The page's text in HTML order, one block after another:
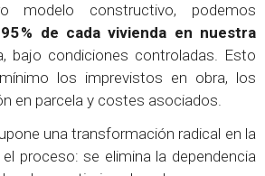
modelo constructivo, podemos
% de cada vivienda en nuestra
bajo condiciones controladas. Esto
los imprevistos en obra, los
en parcela y costes asociados.
una transformación radical en la
proceso: se elimina la dependencia